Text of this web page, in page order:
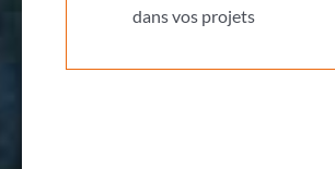
dans vos projets